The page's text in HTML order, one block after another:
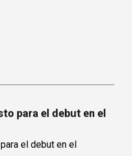
para el debut en el